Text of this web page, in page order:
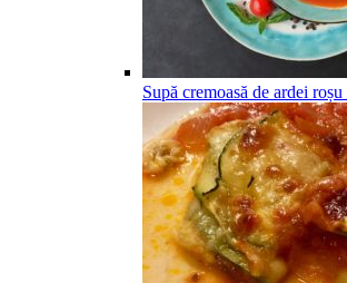
Supă cremoasă de ardei roșu